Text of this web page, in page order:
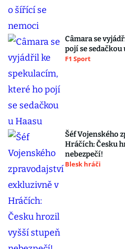
Câmara se
pojí se sedačkou
F1 Sport
Šéf Vojenského
Hráčích: Česku
nebezpečí!
Blesk hráči